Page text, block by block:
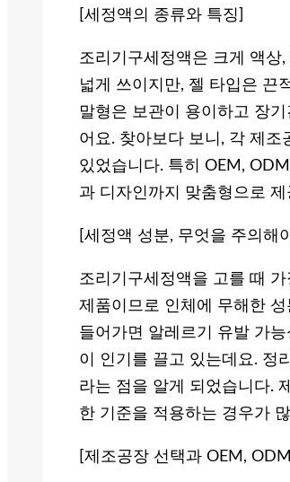
[세정액의 종류와 특징]
조리기구세정액은 크게 액상
넓게 쓰이지만, 젤 타입은 끈
말형은 보관이 용이하고 장
어요. 찾아보다 보니, 각 제
있었습니다. 특히 OEM,
과 디자인까지 맞춤형으로
[세정액 성분, 무엇을 주의해
조리기구세정액을 고를 때
제품이므로 인체에 무해한
들어가면 알레르기 유발 가
이 인기를 끌고 있는데요. 정
라는 점을 알게 되었습니다.
한 기준을 적용하는 경우가
[제조공장 선택과 OEM,